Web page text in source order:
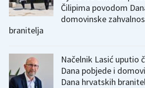
Čilipima povodom
domovinske
branitelja
Načelnik Lasić uputio
Dana pobjede i
Dana hrvatskih